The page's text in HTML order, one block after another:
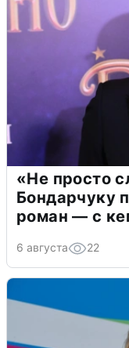
«Не просто
Бондарчуку
роман — с
6 августа 22